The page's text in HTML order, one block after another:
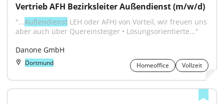
Vertrieb AFH Bezirksleiter Außendienst (m/w/d)
"...Außendienst LEH oder AFH) von Vorteil, wir freuen uns
aber auch über Quereinsteiger • Lösungsorientierte..."
Danone GmbH
Dortmund Homeoffice Vollzeit